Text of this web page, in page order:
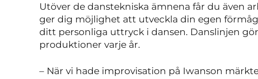
Utöver de danstekniska ämnena får du även
ger dig möjlighet att utveckla din egen
ditt personliga uttryck i dansen. Danslinjen
produktioner varje år.
– När vi hade improvisation på Iwanson